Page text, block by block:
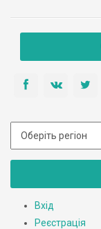
Вхід
Реєстрація